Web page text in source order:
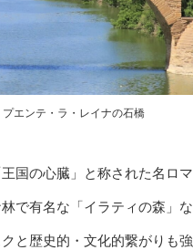
プエンテ・ラ・レイナの石橋
国の心臓」と称された名ロ
有名な「イラティの森」
と歴史的・文化的繋がりも